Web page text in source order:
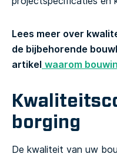
Lees meer over
de bijbehorende
artikel waarom
borging
De kwaliteit van uw